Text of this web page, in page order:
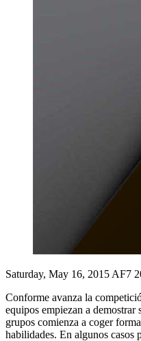
Saturday, May 16, 2015 AF7
Conforme avanza la
equipos empiezan a
grupos comienza a coger
habilidades. En algunos casos